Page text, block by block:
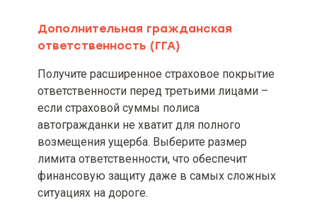
Условия получения скидки на
предложения страховщика (при
наличии), включая сроки их
действия
Перечень сведений, имеющих
существенное значение для
оценки страхового риска, и/или
информация о других
обстоятельствах, учитываемых
при определении размера
Дополнительная гражданская
ответственность (ГГА)
Получите расширенное страховое покрытие
ответственности перед третьими лицами –
если страховой суммы полиса
автогражданки не хватит для полного
возмещения ущерба. Выберите размер
лимита ответственности, что обеспечит
финансовую защиту даже в самых сложных
ситуациях на дороге.